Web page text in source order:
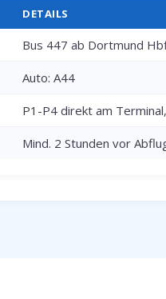
DETAILS
Bus 447 ab Dortmund
Auto: A44
P1-P4 direkt am
Mind. 2 Stunden vor